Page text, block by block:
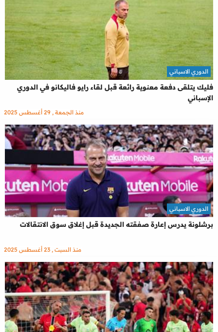
فليك يتلقى دفعة معنوية رائعة قبل لقاء رايو فاليكانو في الدوري
الإسباني
الدوري الاسباني
منذ الجمعة , 29 أغسطس 2025
برشلونة يدرس إعارة صفقته الجديدة قبل إغلاق سوق الانتقالات
الدوري الاسباني
منذ السبت , 23 أغسطس 2025